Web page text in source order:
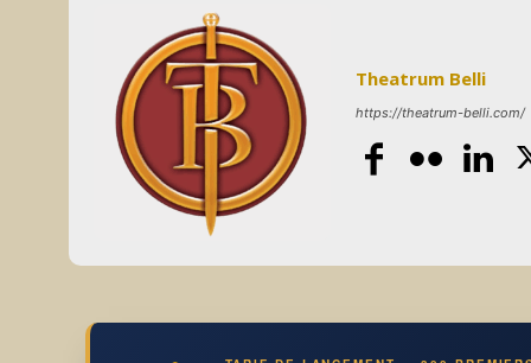
Theatrum Belli
https://theatrum-belli.com/